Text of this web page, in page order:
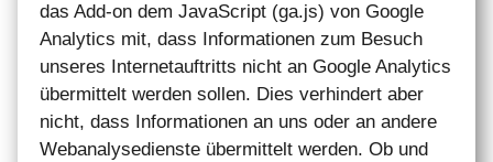
das Add-on dem JavaScript (ga.js) von Google
Analytics mit, dass Informationen zum Besuch
unseres Internetauftritts nicht an Google Analytics
übermittelt werden sollen. Dies verhindert aber
nicht, dass Informationen an uns oder an andere
Webanalysedienste übermittelt werden. Ob und